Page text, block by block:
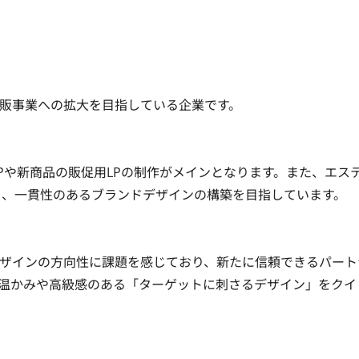
業への拡大を目指している企業です。
新商品の販促用LPの制作がメインとなります。また、エス
貫性のあるブランドデザインの構築を目指しています。
ンの方向性に課題を感じており、新たに信頼できるパー
みや高級感のある「ターゲットに刺さるデザイン」をク